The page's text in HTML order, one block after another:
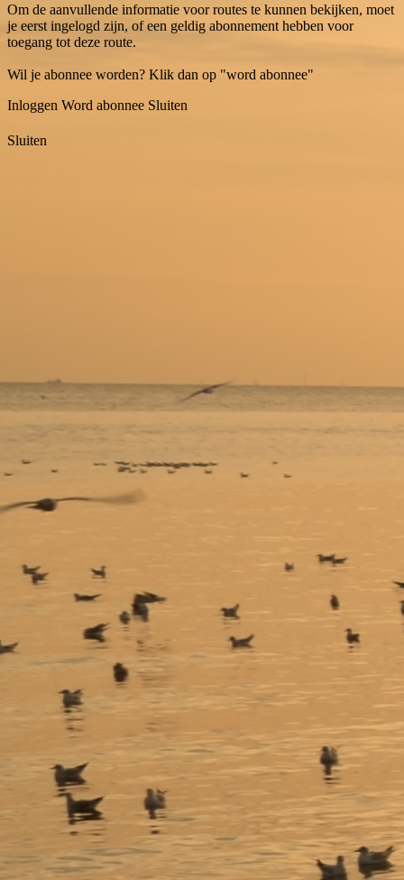
Om de aanvullende informatie voor routes te kunnen bekijken, moet
je eerst ingelogd zijn, of een geldig abonnement hebben voor
toegang tot deze route.
Wil je abonnee worden? Klik dan op "word abonnee"
Inloggen Word abonnee Sluiten
Sluiten